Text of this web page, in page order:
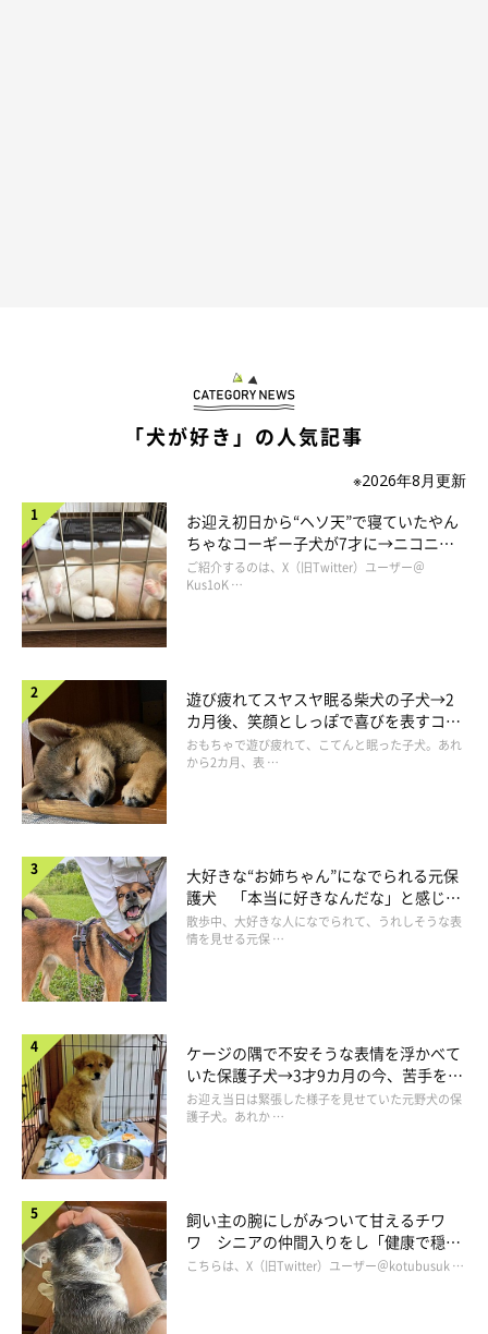
ご自慢のくるりんしっぽもせわしなく揺れる。
右へ左へビシバシビシバシ。
甲高く鳴き続けるももの声はまるで「かわいい！小さい！かわい
い！小さい！」と歓声をあげているようでした。
小さな大物、天
「犬が好き」の人気記事
※2026年8月更新
お迎え初日から“ヘソ天”で寝ていたやん
ちゃなコーギー子犬が7才に→ニコニ
コ“コーギースマイル”が魅力のコに成
長！
ご紹介するのは、X（旧Twitter）ユーザー＠
Kus1oK …
遊び疲れてスヤスヤ眠る柴犬の子犬→2
カ月後、笑顔としっぽで喜びを表すコに
成長！
おもちゃで遊び疲れて、こてんと眠った子犬。あれ
から2カ月、表 …
大好きな“お姉ちゃん”になでられる元保
護犬 「本当に好きなんだな」と感じる
表情にほっこり
散歩中、大好きな人になでられて、うれしそうな表
情を見せる元保 …
ケージの隅で不安そうな表情を浮かべて
いた保護子犬→3才9カ月の今、苦手を克
服し頼もしいコに成長！
お迎え当日は緊張した様子を見せていた元野犬の保
護子犬。あれか …
飼い主の腕にしがみついて甘えるチワ
ワ シニアの仲間入りをし「健康で穏や
かな暮らしが続いてほしい」と願う
こちらは、X（旧Twitter）ユーザー＠kotubusuk …